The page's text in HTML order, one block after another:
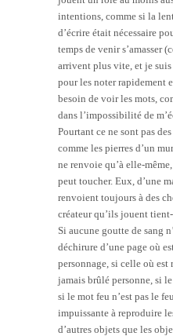
intentions, comme si la
d’écrire était nécessaire
temps de venir s’amasser
arrivent plus vite, et je
pour les noter rapidement
besoin de voir les mots,
dans l’impossibilité de
Pourtant ce ne sont pas
comme les pierres d’un
ne renvoie qu’à elle-
peut toucher. Eux, d’une
renvoient toujours à des
créateur qu’ils jouent
Si aucune goutte de sang
déchirure d’une page où
personnage, si celle où est
jamais brûlé personne, si
si le mot feu n’est pas le
impuissante à reproduire
d’autres objets que les